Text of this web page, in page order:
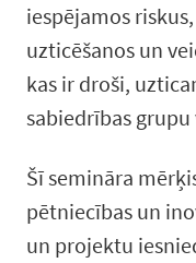
iespējamos
uzticēšanos un
kas ir droši,
sabiedrības
Šī semināra
pētniecības un
un projektu